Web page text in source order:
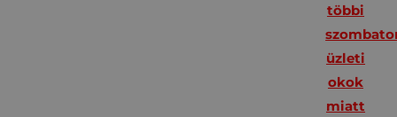
többi
üzleti
okok
miatt